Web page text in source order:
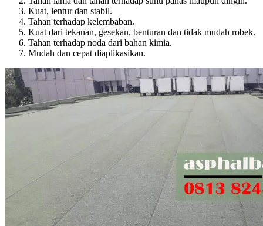
Kuat, lentur dan stabil.
Tahan terhadap kelembaban.
Kuat dari tekanan, gesekan, benturan dan tidak mudah robek.
Tahan terhadap noda dari bahan kimia.
Mudah dan cepat diaplikasikan.